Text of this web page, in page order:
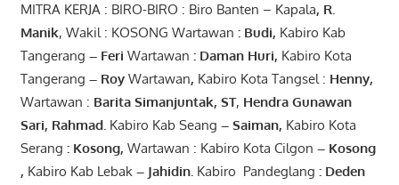
MITRA KERJA : BIRO-BIRO : Biro Banten – Kapala, R.
Manik, Wakil : KOSONG Wartawan : Budi, Kabiro Kab
Tangerang – Feri Wartawan : Daman Huri, Kabiro Kota
Tangerang – RoyWartawan, Kabiro Kota Tangsel : Henny,
Wartawan : Barita Simanjuntak, ST, Hendra Gunawan
Sari, Rahmad. Kabiro Kab Seang – Saiman, Kabiro Kota
Serang : Kosong, Wartawan : Kabiro Kota Cilgon – Kosong
, Kabiro Kab Lebak– Jahidin. Kabiro Pandeglang : Deden